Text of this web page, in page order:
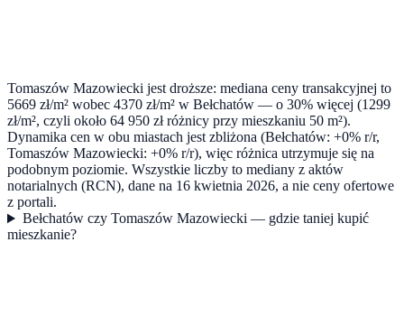
Tomaszów Mazowiecki jest droższe: mediana ceny transakcyjnej to
5669 zł/m² wobec 4370 zł/m² w Bełchatów — o 30% więcej (1299
zł/m², czyli około 64 950 zł różnicy przy mieszkaniu 50 m²).
Dynamika cen w obu miastach jest zbliżona (Bełchatów: +0% r/r,
Tomaszów Mazowiecki: +0% r/r), więc różnica utrzymuje się na
podobnym poziomie. Wszystkie liczby to mediany z aktów
notarialnych (RCN), dane na 16 kwietnia 2026, a nie ceny ofertowe
z portali.
Bełchatów czy Tomaszów Mazowiecki — gdzie taniej kupić
mieszkanie?